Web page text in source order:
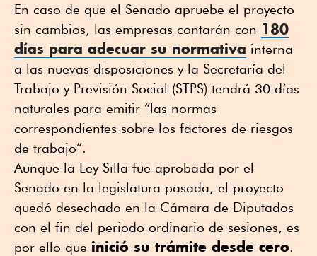
En caso de que el Senado apruebe el proyecto
sin cambios, las empresas contarán con 180
días para adecuar su normativa interna
a las nuevas disposiciones y la Secretaría del
Trabajo y Previsión Social (STPS) tendrá 30 días
naturales para emitir “las normas
correspondientes sobre los factores de riesgos
de trabajo”.
Aunque la Ley Silla fue aprobada por el
Senado en la legislatura pasada, el proyecto
quedó desechado en la Cámara de Diputados
con el fin del periodo ordinario de sesiones, es
por ello que inició su trámite desde cero.